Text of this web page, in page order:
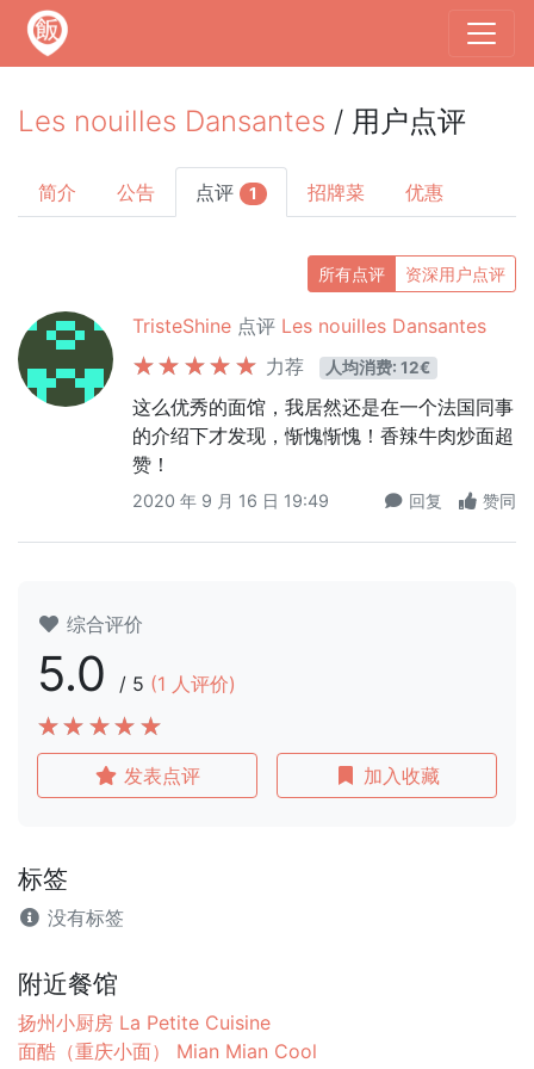
Les nouilles Dansantes / 用户点评
简介 公告 点评 1 招牌菜 优惠
所有点评 资深用户点评
TristeShine 点评 Les nouilles Dansantes
力荐
人均消费: 12€
这么优秀的面馆，我居然还是在一个法国同事
的介绍下才发现，惭愧惭愧！香辣牛肉炒面超
赞！
2020 年 9 月 16 日 19:49 回复 赞同
综合评价
5.0 / 5 (1 人评价)
发表点评 加入收藏
标签
没有标签
附近餐馆
扬州小厨房 La Petite Cuisine
面酷（重庆小面） Mian Mian Cool